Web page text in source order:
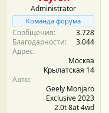
Administrator
Команда форума
Сообщения
3.728
Благодарности
3.044
Адрес
Москва
Крылатская 14
Авто
Geely Monjaro
Exclusive 2023
2.0t 8at 4wd